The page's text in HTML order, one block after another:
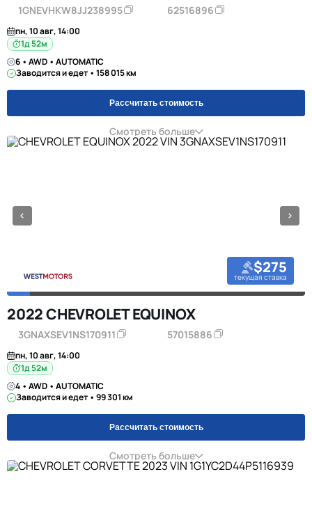
1GNEVHKW8JJ238995 62516896
пн, 10 авг, 14:00
1д 52м
6 • AWD • AUTOMATIC
Заводится и едет • 158 015 км
Рассчитать стоимость
Смотреть больше
$275
текущая ставка
2022 CHEVROLET EQUINOX
3GNAXSEV1NS170911 57015886
пн, 10 авг, 14:00
1д 52м
4 • AWD • AUTOMATIC
Заводится и едет • 99 301 км
Рассчитать стоимость
Смотреть больше